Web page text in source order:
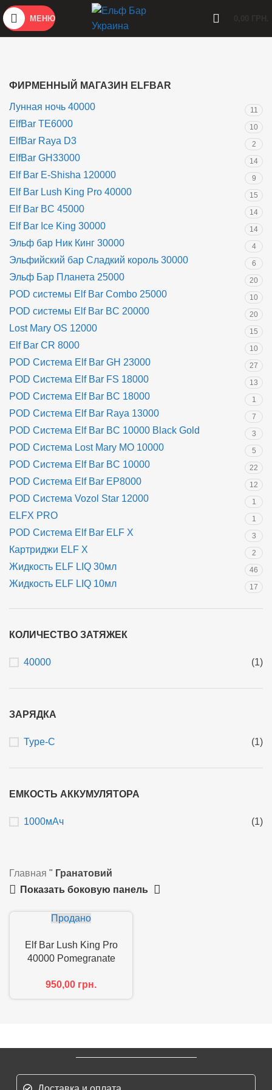
МЕНЮ
ФИРМЕННЫЙ МАГАЗИН ELFBAR
Лунная ночь 40000 11
ElfBar TE6000 10
ElfBar Raya D3 2
ElfBar GH33000 14
Elf Bar E-Shisha 120000 9
Elf Bar Lush King Pro 40000 15
Elf Bar BC 45000 14
Elf Bar Ice King 30000 14
Эльф бар Ник Кинг 30000 4
Эльфийский бар Сладкий король 30000 6
Эльф Бар Планета 25000 20
POD системы Elf Bar Combo 25000 10
POD системы Elf Bar BC 20000 20
Lost Mary OS 12000 15
Elf Bar CR 8000 10
POD Система Elf Bar GH 23000 27
POD Система Elf Bar FS 18000 13
POD Система Elf Bar BC 18000 1
POD Система Elf Bar Raya 13000 7
POD Система Elf Bar BC 10000 Black Gold 3
POD Система Lost Mary MO 10000 5
POD Система Elf Bar BC 10000 22
POD Система Elf Bar EP8000 12
POD Система Vozol Star 12000 1
ELFX PRO 1
POD Система Elf Bar ELF X 3
Картриджи ELF X 2
Жидкость ELF LIQ 30мл 46
Жидкость ELF LIQ 10мл 17
КОЛИЧЕСТВО ЗАТЯЖЕК
40000 (1)
ЗАРЯДКА
Type-C (1)
ЕМКОСТЬ АККУМУЛЯТОРА
1000мАч (1)
Главная " Гранатовий
Показать боковую панель
Продано
Elf Bar Lush King Pro
40000 Pomegranate
950,00 грн.